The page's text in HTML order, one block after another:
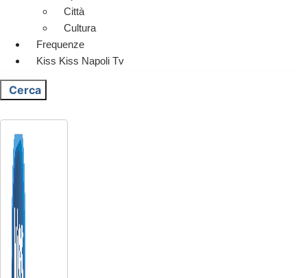
Città
Cultura
Frequenze
Kiss Kiss Napoli Tv
Cerca